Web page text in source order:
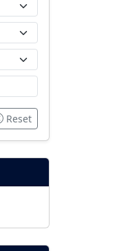
Reset